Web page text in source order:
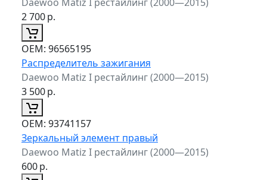
2 700р.
ОЕМ: 96565195
Распределитель зажигания
Daewoo Matiz I рестайлинг (2000—2015)
3 500р.
ОЕМ: 93741157
Зеркальный элемент правый
Daewoo Matiz I рестайлинг (2000—2015)
600р.